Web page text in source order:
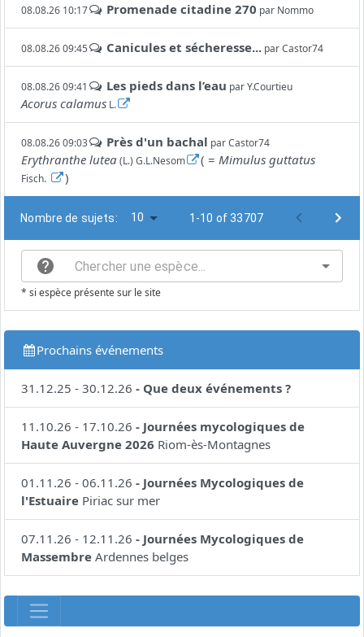
08.08.26 10:17 Promenade citadine 270 par Nommo
08.08.26 09:45 Canicules et sécheresse... parCastor74
08.08.26 09:41 Les pieds dans l’eau parY.Courtieu
Acorus calamus L.
08.08.26 09:03 Près d'un bachal parCastor74
Erythranthe lutea(L.) G.L.Nesom ( =Mimulus guttatus
Fisch. )
Nombre de sujets: 10 1-10 of 33707
* si espèce présente sur le site
Prochains événements
31.12.25 - 30.12.26 - Que deux événements ?
11.10.26 - 17.10.26 - Journées mycologiques de
Haute Auvergne 2026 Riom-ès-Montagnes
01.11.26 - 06.11.26 - Journées Mycologiques de
l'Estuaire Piriac sur mer
07.11.26 - 12.11.26 - Journées Mycologiques de
Massembre Ardennes belges